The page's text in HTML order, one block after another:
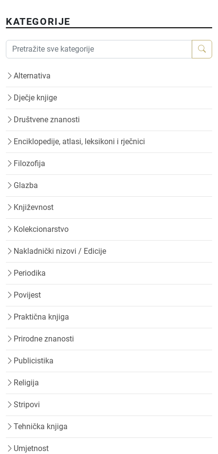
KATEGORIJE
Alternativa
Dječje knjige
Društvene znanosti
Enciklopedije, atlasi, leksikoni i rječnici
Filozofija
Glazba
Književnost
Kolekcionarstvo
Nakladnički nizovi / Edicije
Periodika
Povijest
Praktična knjiga
Prirodne znanosti
Publicistika
Religija
Stripovi
Tehnička knjiga
Umjetnost